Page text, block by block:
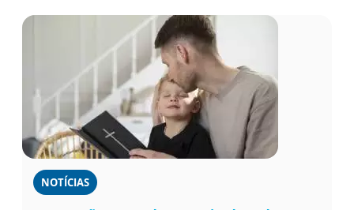
NOTÍCIAS